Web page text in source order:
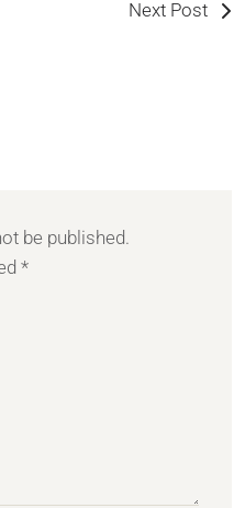
Next Post
be published.
*